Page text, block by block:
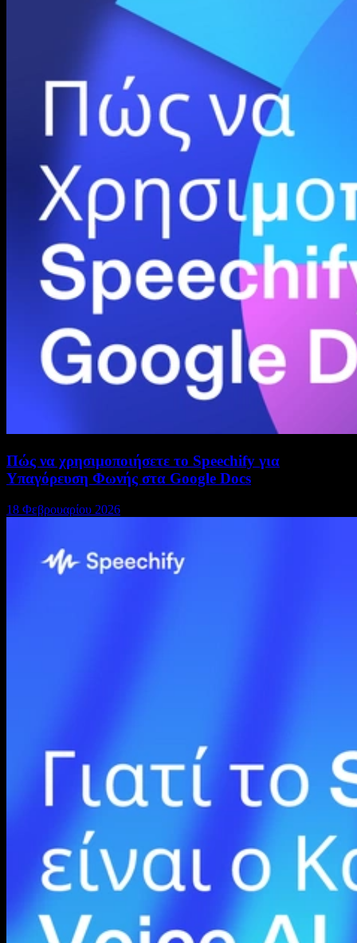
Πώς να χρησιμοποιήσετε το Speechify για
Υπαγόρευση Φωνής στα Google Docs
18 Φεβρουαρίου 2026